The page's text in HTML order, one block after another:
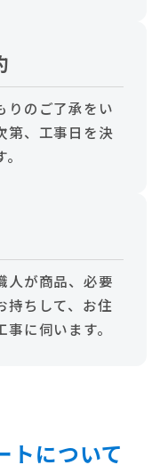
りのご了承をい
第、工事日を決
人が商品、必要
持ちして、お住
事に伺います。
トについて